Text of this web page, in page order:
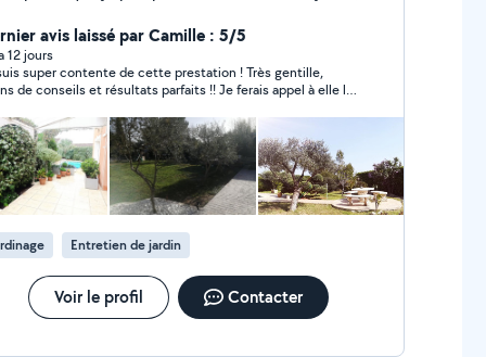
je suis désormais en micro entreprise.
également diverses prestations variées de
bricolages, nettoyage et entretien de jardin
des impôts. Je suis sur Montpellier avec
horaires plutôt malléable. Au plaisir d'échanger
vous. Sabine
avis laissé par Camille : 5/5
12 jours
super contente de cette prestation ! Très gentille,
de conseils et résultats parfaits !! Je ferais appel à elle la
Entretien de jardin
Voir le profil Contacter